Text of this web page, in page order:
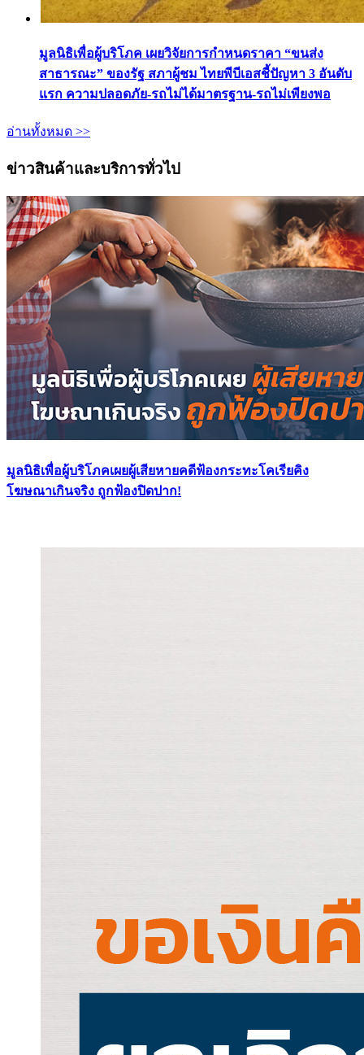
มูลนิธิเพื่อผู้บริโภค เผยวิจัยการกำหนดราคา “ขนส่ง
สาธารณะ” ของรัฐ สภาผู้ชม ไทยพีบีเอสชี้ปัญหา 3 อันดับ
แรก ความปลอดภัย-รถไม่ได้มาตรฐาน-รถไม่เพียงพอ
อ่านทั้งหมด >>
ข่าวสินค้าและบริการทั่วไป
มูลนิธิเพื่อผู้บริโภคเผยผู้เสียหายคดีฟ้องกระทะโคเรียคิง
โฆษณาเกินจริง ถูกฟ้องปิดปาก!